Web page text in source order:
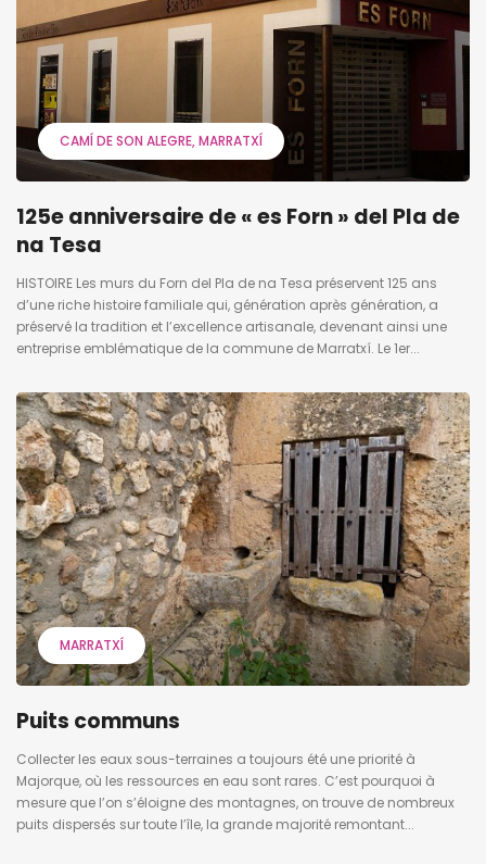
CAMÍ DE SON ALEGRE MARRATXÍ
125e anniversaire de « es Forn » del Pla de
na Tesa
HISTOIRE Les murs du Forn del Pla de na Tesa préservent 125 ans
d’une riche histoire familiale qui, génération après génération, a
préservé la tradition et l’excellence artisanale, devenant ainsi une
entreprise emblématique de la commune de Marratxí. Le 1er...
MARRATXÍ
Puits communs
Collecter les eaux sous-terraines a toujours été une priorité à
Majorque, où les ressources en eau sont rares. C’est pourquoi à
mesure que l’on s’éloigne des montagnes, on trouve de nombreux
puits dispersés sur toute l’île, la grande majorité remontant...